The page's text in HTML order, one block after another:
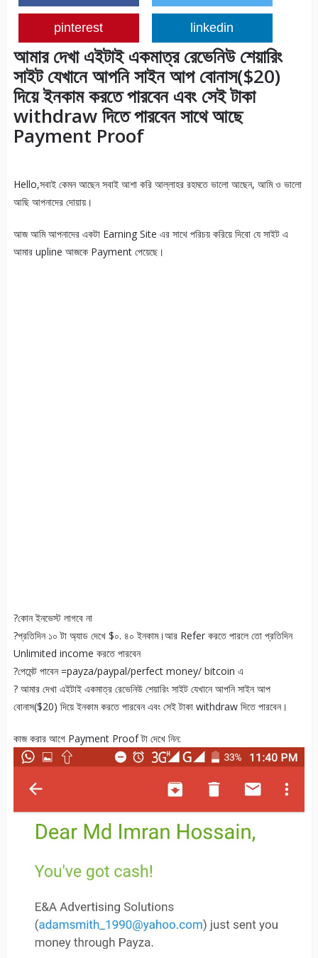
pinterest linkedin
আমার দেখা এইটাই একমাত্র রেভেনিউ শেয়ারিং
সাইট যেখানে আপনি সাইন আপ বোনাস($20)
দিয়ে ইনকাম করতে পারবেন এবং সেই টাকা
withdraw দিতে পারবেন সাথে আছে
Payment Proof
Hello,সবাই কেমন আছেন সবাই আশা করি আল্লাহর রহমতে ভালো আছেন, আমি ও ভালো
আছি আপনাদের দোয়ায়।
আজ আমি আপনাদের একটা Earning Site এর সাথে পরিচয় করিয়ে দিবো যে সাইট এ
আমার upline আজকে Payment পেয়েছে।
?কোন ইনভেস্ট লাগবে না
?প্রতিদিন ১০ টা অ্যাড দেখে $০. ৪০ ইনকাম।আর Refer করতে পারলে তো প্রতিদিন
Unlimited income করতে পারবেন
?পেমেন্ট পাবেন =payza/paypal/perfect money/ bitcoin এ
? আমার দেখা এইটাই একমাত্র রেভেনিউ শেয়ারিং সাইট যেখানে আপনি সাইন আপ
বোনাস($20) দিয়ে ইনকাম করতে পারবেন এবং সেই টাকা withdraw দিতে পারবেন।
কাজ করার আগে Payment Proof টা দেখে নিন: